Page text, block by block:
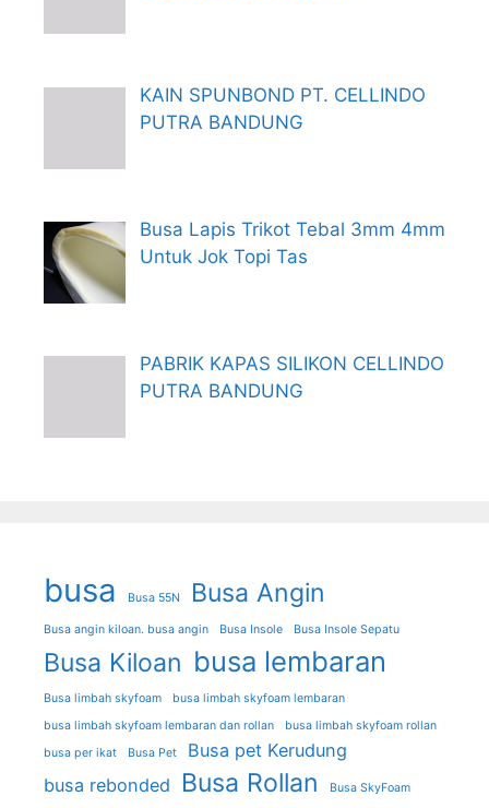
KAIN SPUNBOND PT. CELLINDO
PUTRA BANDUNG
Busa Lapis Trikot Tebal 3mm 4mm
Untuk Jok Topi Tas
PABRIK KAPAS SILIKON CELLINDO
PUTRA BANDUNG
busa Busa 55N Busa Angin
Busa angin kiloan. busa angin Busa Insole Busa Insole Sepatu
Busa Kiloan busa lembaran
Busa limbah skyfoam
busa limbah skyfoam lembaran
busa limbah skyfoam lembaran dan rollan
busa limbah skyfoam rollan
busa per ikat
Busa Pet
Busa pet Kerudung
busa rebonded
Busa Rollan Busa SkyFoam